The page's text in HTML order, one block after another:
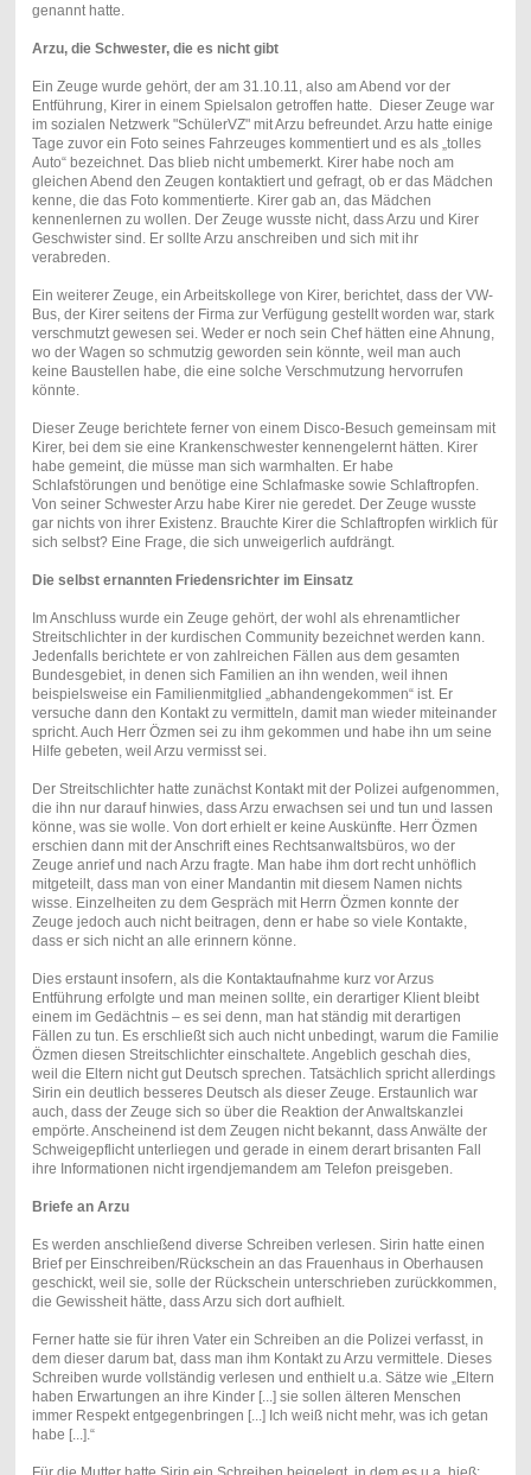
genannt hatte.
Arzu, die Schwester, die es nicht gibt
Ein Zeuge wurde gehört, der am 31.10.11, also am Abend vor der
Entführung, Kirer in einem Spielsalon getroffen hatte. Dieser Zeuge war
im sozialen Netzwerk "SchülerVZ" mit Arzu befreundet. Arzu hatte einige
Tage zuvor ein Foto seines Fahrzeuges kommentiert und es als „tolles
Auto“ bezeichnet. Das blieb nicht umbemerkt. Kirer habe noch am
gleichen Abend den Zeugen kontaktiert und gefragt, ob er das Mädchen
kenne, die das Foto kommentierte. Kirer gab an, das Mädchen
kennenlernen zu wollen. Der Zeuge wusste nicht, dass Arzu und Kirer
Geschwister sind. Er sollte Arzu anschreiben und sich mit ihr
verabreden.
Ein weiterer Zeuge, ein Arbeitskollege von Kirer, berichtet, dass der VW-
Bus, der Kirer seitens der Firma zur Verfügung gestellt worden war, stark
verschmutzt gewesen sei. Weder er noch sein Chef hätten eine Ahnung,
wo der Wagen so schmutzig geworden sein könnte, weil man auch
keine Baustellen habe, die eine solche Verschmutzung hervorrufen
könnte.
Dieser Zeuge berichtete ferner von einem Disco-Besuch gemeinsam mit
Kirer, bei dem sie eine Krankenschwester kennengelernt hätten. Kirer
habe gemeint, die müsse man sich warmhalten. Er habe
Schlafstörungen und benötige eine Schlafmaske sowie Schlaftropfen.
Von seiner Schwester Arzu habe Kirer nie geredet. Der Zeuge wusste
gar nichts von ihrer Existenz. Brauchte Kirer die Schlaftropfen wirklich für
sich selbst? Eine Frage, die sich unweigerlich aufdrängt.
Die selbst ernannten Friedensrichter im Einsatz
Im Anschluss wurde ein Zeuge gehört, der wohl als ehrenamtlicher
Streitschlichter in der kurdischen Community bezeichnet werden kann.
Jedenfalls berichtete er von zahlreichen Fällen aus dem gesamten
Bundesgebiet, in denen sich Familien an ihn wenden, weil ihnen
beispielsweise ein Familienmitglied „abhandengekommen“ ist. Er
versuche dann den Kontakt zu vermitteln, damit man wieder miteinander
spricht. Auch Herr Özmen sei zu ihm gekommen und habe ihn um seine
Hilfe gebeten, weil Arzu vermisst sei.
Der Streitschlichter hatte zunächst Kontakt mit der Polizei aufgenommen,
die ihn nur darauf hinwies, dass Arzu erwachsen sei und tun und lassen
könne, was sie wolle. Von dort erhielt er keine Auskünfte. Herr Özmen
erschien dann mit der Anschrift eines Rechtsanwaltsbüros, wo der
Zeuge anrief und nach Arzu fragte. Man habe ihm dort recht unhöflich
mitgeteilt, dass man von einer Mandantin mit diesem Namen nichts
wisse. Einzelheiten zu dem Gespräch mit Herrn Özmen konnte der
Zeuge jedoch auch nicht beitragen, denn er habe so viele Kontakte,
dass er sich nicht an alle erinnern könne.
Dies erstaunt insofern, als die Kontaktaufnahme kurz vor Arzus
Entführung erfolgte und man meinen sollte, ein derartiger Klient bleibt
einem im Gedächtnis – es sei denn, man hat ständig mit derartigen
Fällen zu tun. Es erschließt sich auch nicht unbedingt, warum die Familie
Özmen diesen Streitschlichter einschaltete. Angeblich geschah dies,
weil die Eltern nicht gut Deutsch sprechen. Tatsächlich spricht allerdings
Sirin ein deutlich besseres Deutsch als dieser Zeuge. Erstaunlich war
auch, dass der Zeuge sich so über die Reaktion der Anwaltskanzlei
empörte. Anscheinend ist dem Zeugen nicht bekannt, dass Anwälte der
Schweigepflicht unterliegen und gerade in einem derart brisanten Fall
ihre Informationen nicht irgendjemandem am Telefon preisgeben.
Briefe an Arzu
Es werden anschließend diverse Schreiben verlesen. Sirin hatte einen
Brief per Einschreiben/Rückschein an das Frauenhaus in Oberhausen
geschickt, weil sie, solle der Rückschein unterschrieben zurückkommen,
die Gewissheit hätte, dass Arzu sich dort aufhielt.
Ferner hatte sie für ihren Vater ein Schreiben an die Polizei verfasst, in
dem dieser darum bat, dass man ihm Kontakt zu Arzu vermittele. Dieses
Schreiben wurde vollständig verlesen und enthielt u.a. Sätze wie „Eltern
haben Erwartungen an ihre Kinder [...] sie sollen älteren Menschen
immer Respekt entgegenbringen [...] Ich weiß nicht mehr, was ich getan
habe [...].“